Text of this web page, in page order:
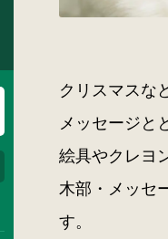
クリスマスな
メッセージと
絵具やクレヨ
木部・メッセ
す。